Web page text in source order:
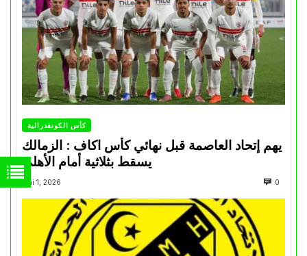
كأس الكونفدرالية
يهم إتحاد العاصمة قبل نهائي كأس اكاف : الزمالك
Mai 1, 2026 0